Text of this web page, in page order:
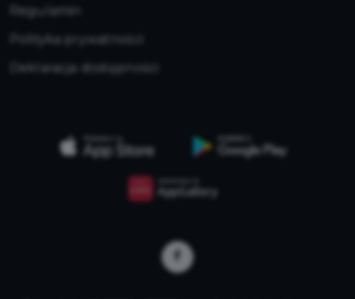
Regulamin
Polityka prywatności
Deklaracja dostępności